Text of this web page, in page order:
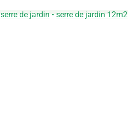
serre de jardin • serre de jardin 12m2